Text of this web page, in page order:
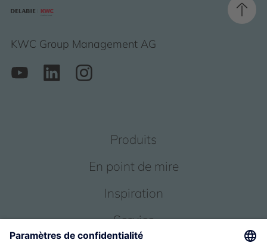
KWC Group Management AG
Produits
En point de mire
Inspiration
Service